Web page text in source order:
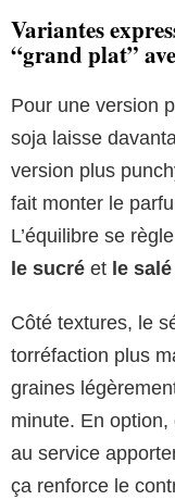
Variantes
“grand plat”
Pour une version
soja laisse
version plus
fait monter le
L’équilibre se
le sucré et le salé
Côté textures, le
torréfaction plus
graines
minute. En option,
au service
ça renforce le